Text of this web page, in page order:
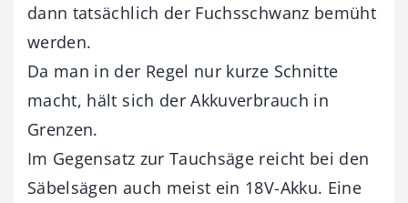
dann tatsächlich der Fuchsschwanz bemüht
werden.
Da man in der Regel nur kurze Schnitte
macht, hält sich der Akkuverbrauch in
Grenzen.
Im Gegensatz zur Tauchsäge reicht bei den
Säbelsägen auch meist ein 18V-Akku. Eine